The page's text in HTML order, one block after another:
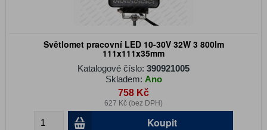
Světlomet pracovní LED 10-30V 32W 3 800lm
111x111x35mm
Katalogové číslo: 390921005
Skladem: Ano
758 Kč
627 Kč (bez DPH)
Koupit